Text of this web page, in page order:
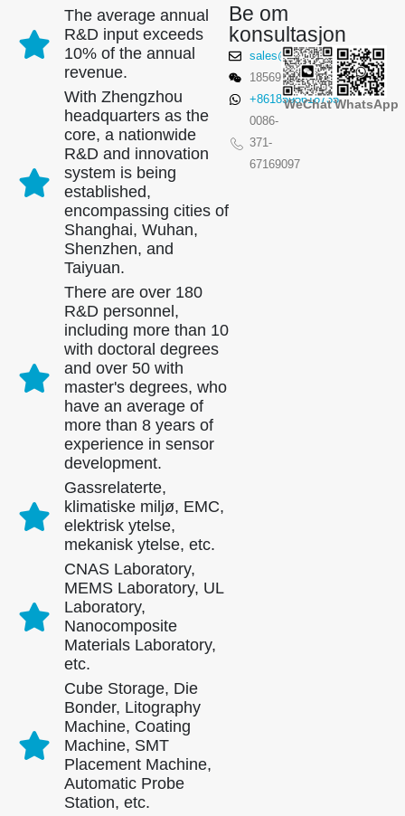
The average annual
R&D input exceeds
10% of the annual
revenue.
With Zhengzhou
headquarters as the
core, a nationwide
R&D and innovation
system is being
established,
encompassing cities of
Shanghai, Wuhan,
Shenzhen, and
Taiyuan.
There are over 180
R&D personnel,
including more than 10
with doctoral degrees
and over 50 with
master's degrees, who
have an average of
more than 8 years of
experience in sensor
development.
Gassrelaterte,
klimatiske miljø, EMC,
elektrisk ytelse,
mekanisk ytelse, etc.
CNAS Laboratory,
MEMS Laboratory, UL
Laboratory,
Nanocomposite
Materials Laboratory,
etc.
Cube Storage, Die
Bonder, Litography
Machine, Coating
Machine, SMT
Placement Machine,
Automatic Probe
Station, etc.
Be om
konsultasjon
sales@winsensor.com
18569903598
+8618595618735
0086-
371-
67169097
WeChatWhatsApp
Kontakt oss
: No.299 Jinsuo Road, National High-Tech Zone, Zhengzhou
0086-371-67169097